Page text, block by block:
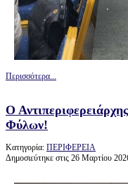
Περισσότερα...
Ο
Φύλων!
Κατηγορία: ΠΕΡΙΦΕΡΕΙΑ
Δημοσιεύτηκε στις 26 Μαρτίου